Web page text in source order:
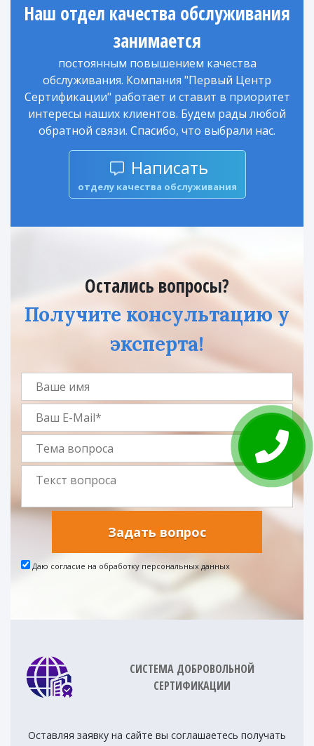
Наш отдел качества обслуживания
занимается
постоянным повышением качества
обслуживания. Компания "Первый Центр
Сертификации" работает и ставит в приоритет
интересы наших клиентов. Будем рады любой
обратной связи. Спасибо, что выбрали нас.
Написать
отделу качества обслуживания
Остались вопросы?
Получите консультацию у
эксперта!
Задать вопрос
Даю согласие на обработку персональных данных
СИСТЕМА ДОБРОВОЛЬНОЙ
СЕРТИФИКАЦИИ
Оставляя заявку на сайте вы соглашаетесь получать